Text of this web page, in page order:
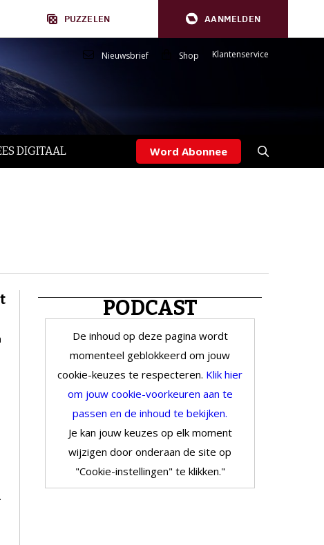
PUZZELEN AANMELDEN
Nieuwsbrief Shop Klantenservice
DIGITAAL Word Abonnee
PODCAST
De inhoud op deze pagina wordt
momenteel geblokkeerd om jouw
cookie-keuzes te respecteren. Klik hier
om jouw cookie-voorkeuren aan te
passen en de inhoud te bekijken.
Je kan jouw keuzes op elk moment
wijzigen door onderaan de site op
"Cookie-instellingen" te klikken."